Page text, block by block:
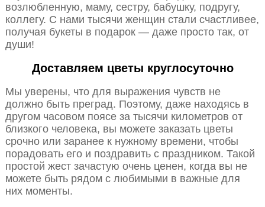
возлюбленную, маму, сестру, бабушку, подругу,
коллегу. С нами тысячи женщин стали счастливее,
получая букеты в подарок — даже просто так, от
души!
Доставляем цветы круглосуточно
Мы уверены, что для выражения чувств не
должно быть преград. Поэтому, даже находясь в
другом часовом поясе за тысячи километров от
близкого человека, вы можете заказать цветы
срочно или заранее к нужному времени, чтобы
порадовать его и поздравить с праздником. Такой
простой жест зачастую очень ценен, когда вы не
можете быть рядом с любимыми в важные для
них моменты.